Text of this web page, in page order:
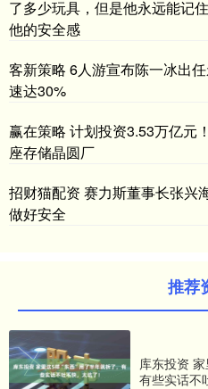
了多少玩具，但是他永远能记
他的安全感
客新策略 6人游宣布陈一冰出
速达30%
赢在策略 计划投资3.53万亿元
座存储晶圆厂
招财猫配资 赛力斯董事长张兴
做好安全
推荐
库东投资
有些实话不